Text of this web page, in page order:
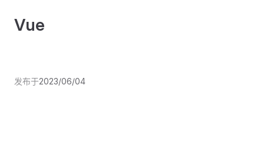
Vue
发布于2023/06/04